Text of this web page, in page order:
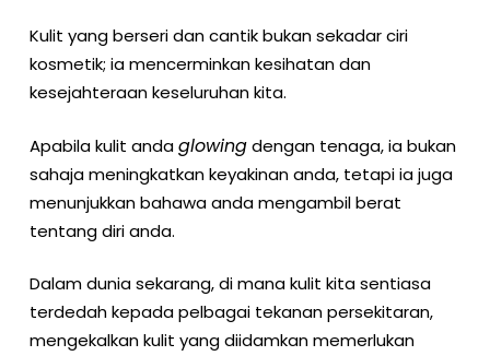
Kulit yang berseri dan cantik bukan sekadar ciri
kosmetik; ia mencerminkan kesihatan dan
kesejahteraan keseluruhan kita.
Apabila kulit andaglowingdengan tenaga, ia bukan
sahaja meningkatkan keyakinan anda, tetapi ia juga
menunjukkan bahawa anda mengambil berat
tentang diri anda.
Dalam dunia sekarang, di mana kulit kita sentiasa
terdedah kepada pelbagai tekanan persekitaran,
mengekalkan kulit yang diidamkan memerlukan